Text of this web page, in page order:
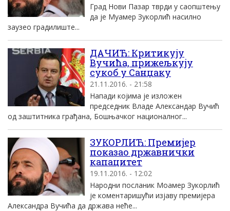
Град Нови Пазар тврди у саопштењу
да је Муамер Зукорлић насилно
заузео градилиште...
ДАЧИЋ: Критикују
Вучића, прижељкују
сукоб у Санџаку
21.11.2016. - 21:58
Напади којима је изложен
председник Владе Александар Вучић
од заштитника грађана, Бошњачког националног...
ЗУКОРЛИЋ: Премијер
показао државнички
капацитет
19.11.2016. - 12:02
Народни посланик Моамер Зукорлић
је коментаришући изјаву премијера
Александра Вучића да држава неће...